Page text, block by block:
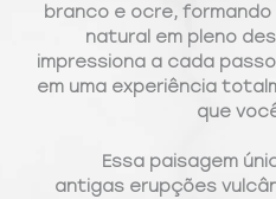
branco e ocre,
natural em pleno
impressiona a cada
em uma experiência
que
Essa paisagem
antigas erupções